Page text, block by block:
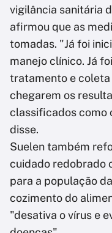
vigilância sanitária
afirmou que as
tomadas. "Já foi
manejo clínico. Já
tratamento e
chegarem os
classificados como
disse.
Suelen também
cuidado redobrado
para a população
cozimento do
"desativa o vírus e